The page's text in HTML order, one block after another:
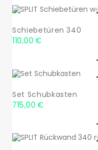
Schiebetüren 340
110,00 €
Set Schubkasten
715,00 €